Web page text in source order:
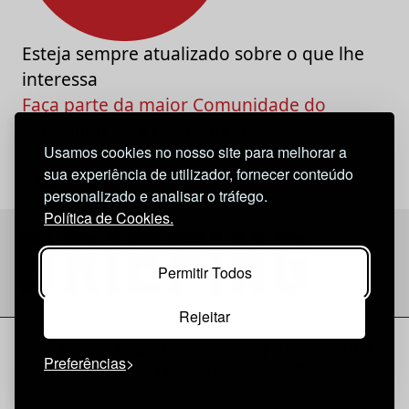
Usamos cookies no nosso site para melhorar a
sua experiência de utilizador, fornecer conteúdo
personalizado e analisar o tráfego.
Política de Cookies.
Permitir Todos
Rejeitar
Preferências
Esteja sempre atualizado sobre o que lhe
interessa
Faça parte da maior Comunidade do
Política de Cookies